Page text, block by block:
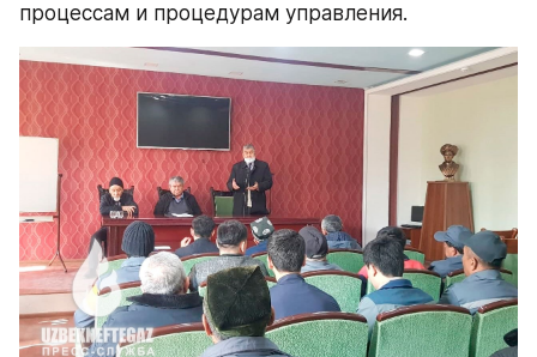
процессам и процедурам управления.